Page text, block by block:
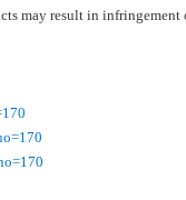
may result in